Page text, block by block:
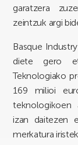
garatzera
zeintzuk argi
Basque
diete gero
Teknologiako
169 milioi
teknologikoen
izan daitezen
merkatura